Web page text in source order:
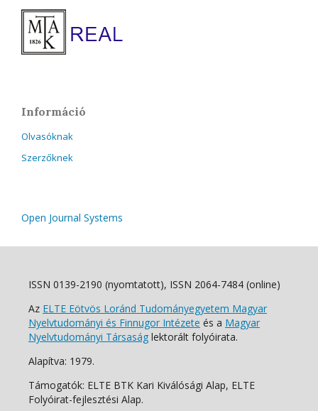
Információ
Olvasóknak
Szerzőknek
Open Journal Systems
ISSN 0139-2190 (nyomtatott), ISSN 2064-7484 (online)
Az ELTE Eötvös Loránd Tudományegyetem Magyar
Nyelvtudományi és Finnugor Intézete és a Magyar
Nyelvtudományi Társaság lektorált folyóirata.
Alapítva: 1979.
Támogatók: ELTE BTK Kari Kiválósági Alap, ELTE
Folyóirat-fejlesztési Alap.